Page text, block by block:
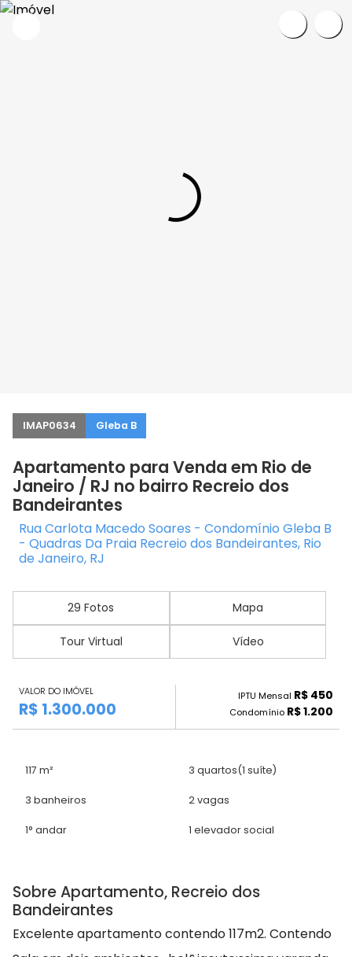
IMAP0634 Gleba B
Apartamento para Venda em Rio de
Janeiro / RJ no bairro Recreio dos
Bandeirantes
Rua Carlota Macedo Soares - Condomínio Gleba B
- Quadras Da Praia Recreio dos Bandeirantes, Rio
de Janeiro, RJ
29 Fotos Mapa
Tour Virtual Vídeo
VALOR DO IMÓVEL
R$ 1.300.000
IPTU Mensal R$ 450
Condomínio R$ 1.200
117 m² 3 quartos(1 suíte)
3 banheiros 2 vagas
1° andar 1 elevador social
Sobre Apartamento, Recreio dos
Bandeirantes
Excelente apartamento contendo 117m2. Contendo